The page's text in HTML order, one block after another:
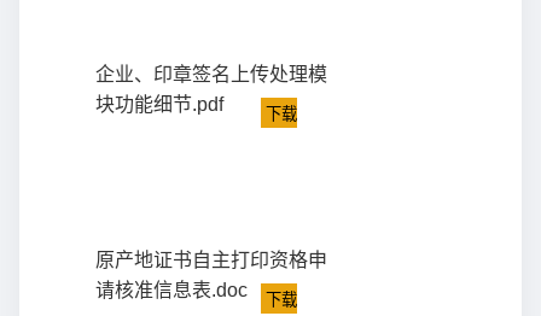
企业、印章签名上传处理模
块功能细节.pdf
下载
原产地证书自主打印资格申
请核准信息表.doc
下载